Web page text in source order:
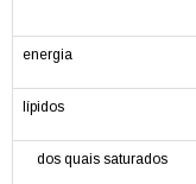
energia
lípidos
dos quais saturados